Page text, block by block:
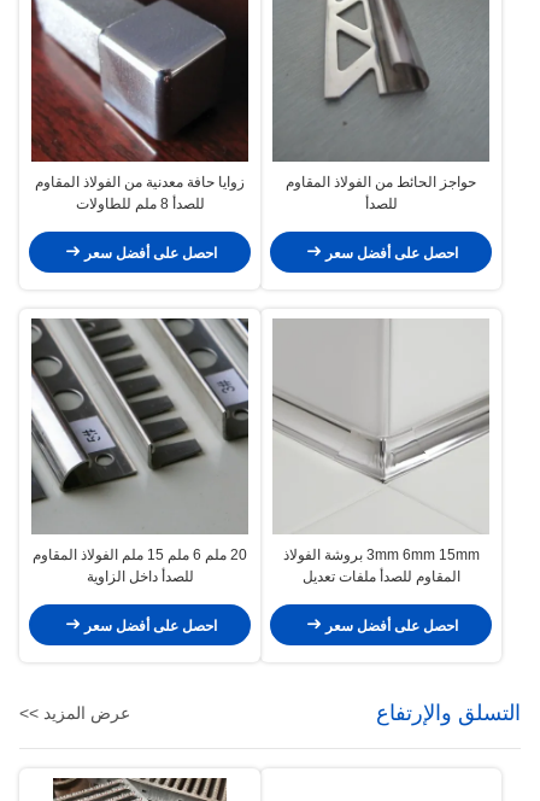
حواجز الحائط من الفولاذ المقاوم
للصدأ
احصل على أفضل سعر
زوايا حافة معدنية من الفولاذ المقاوم
للصدأ 8 ملم للطاولات
احصل على أفضل سعر
3mm 6mm 15mm بروشة الفولاذ
المقاوم للصدأ ملفات تعديل
احصل على أفضل سعر
20 ملم 6 ملم 15 ملم الفولاذ المقاوم
للصدأ داخل الزاوية
احصل على أفضل سعر
التسلق والإرتفاع عرض المزيد >>